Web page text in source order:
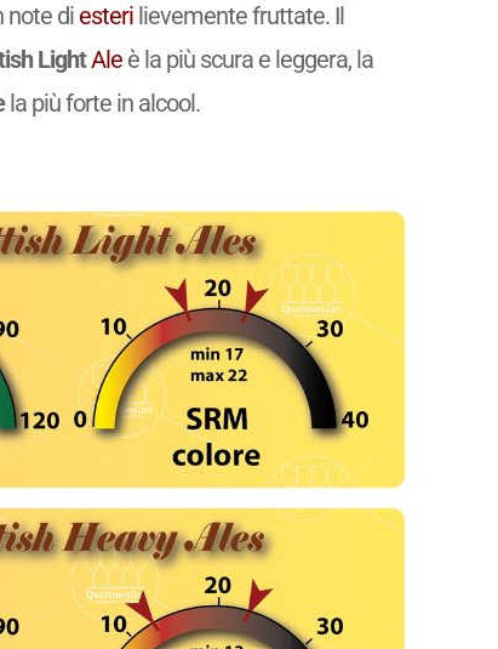
note di esteri lievemente fruttate. Il
LightAle è la più scura e leggera, la
la più forte in alcool.